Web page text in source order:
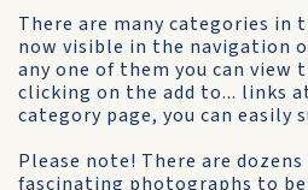
There are many categories in
now visible in the navigation
any one of them you can view
clicking on the add to... links
category page, you can easily
Please note! There are
fascinating photographs to